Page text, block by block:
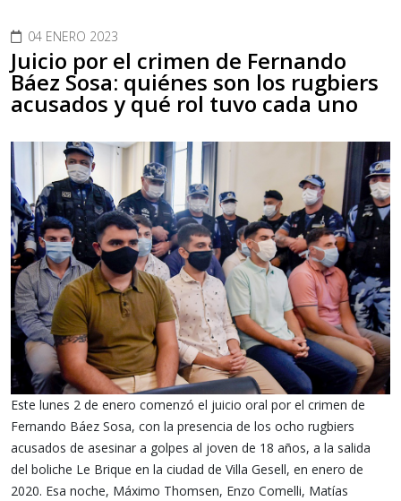
04 ENERO 2023
Juicio por el crimen de Fernando
Báez Sosa: quiénes son los rugbiers
acusados y qué rol tuvo cada uno
Este lunes 2 de enero comenzó el juicio oral por el crimen de
Fernando Báez Sosa, con la presencia de los ocho rugbiers
acusados de asesinar a golpes al joven de 18 años, a la salida
del boliche Le Brique en la ciudad de Villa Gesell, en enero de
2020. Esa noche, Máximo Thomsen, Enzo Comelli, Matías